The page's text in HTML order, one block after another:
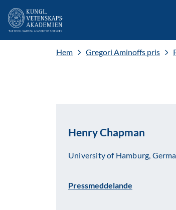
Hem Gregori Aminoffs pris
Henry Chapman
University of Hamburg,
Pressmeddelande